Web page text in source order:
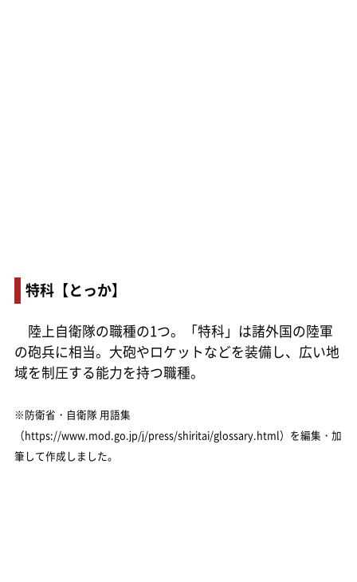
特科【とっか】
陸上自衛隊の職種の1つ。「特科」は諸外国の陸軍
の砲兵に相当。大砲やロケットなどを装備し、広い地
域を制圧する能力を持つ職種。
※防衛省・自衛隊 用語集
（https://www.mod.go.jp/j/press/shiritai/glossary.html）を編集・加
筆して作成しました。